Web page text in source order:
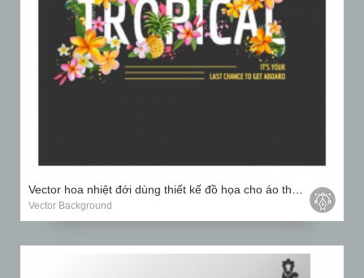
Vector Background